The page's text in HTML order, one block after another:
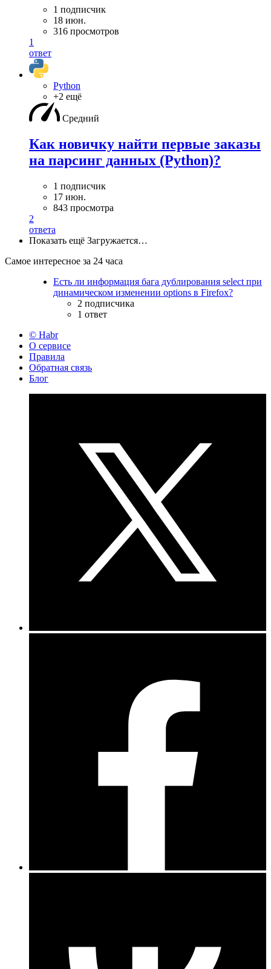
1 подписчик
18 июн.
316 просмотров
1
ответ
Python
+2 ещё
Средний
Как новичку найти первые заказы
на парсинг данных (Python)?
1 подписчик
17 июн.
843 просмотра
2
ответа
Показать ещё Загружается…
Самое интересное за 24 часа
Есть ли информация бага дублирования select при
динамическом изменении options в Firefox?
2 подписчика
1 ответ
© Habr
О сервисе
Правила
Обратная связь
Блог